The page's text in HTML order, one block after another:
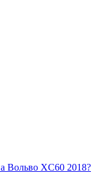
Вольво XC60 2018?